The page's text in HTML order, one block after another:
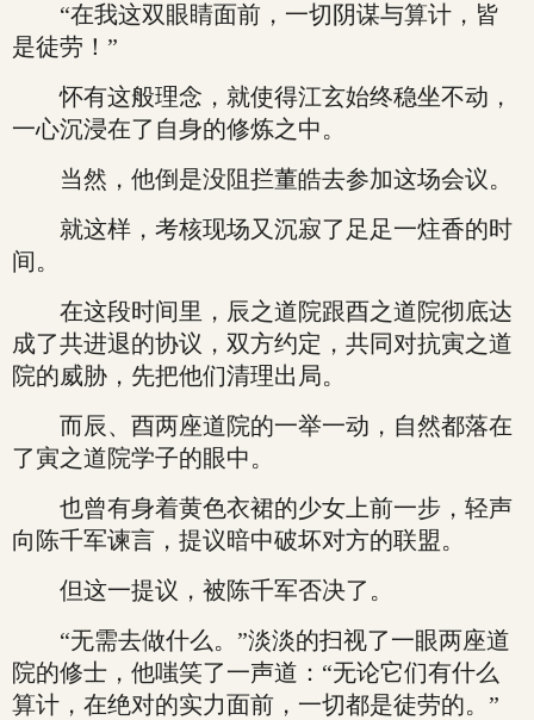
“在我这双眼睛面前，一切阴谋与算计，皆
是徒劳！”
怀有这般理念，就使得江玄始终稳坐不动，
一心沉浸在了自身的修炼之中。
当然，他倒是没阻拦董皓去参加这场会议。
就这样，考核现场又沉寂了足足一炷香的时
间。
在这段时间里，辰之道院跟酉之道院彻底达
成了共进退的协议，双方约定，共同对抗寅之道
院的威胁，先把他们清理出局。
而辰、酉两座道院的一举一动，自然都落在
了寅之道院学子的眼中。
也曾有身着黄色衣裙的少女上前一步，轻声
向陈千军谏言，提议暗中破坏对方的联盟。
但这一提议，被陈千军否决了。
“无需去做什么。”淡淡的扫视了一眼两座道
院的修士，他嗤笑了一声道：“无论它们有什么
算计，在绝对的实力面前，一切都是徒劳的。”